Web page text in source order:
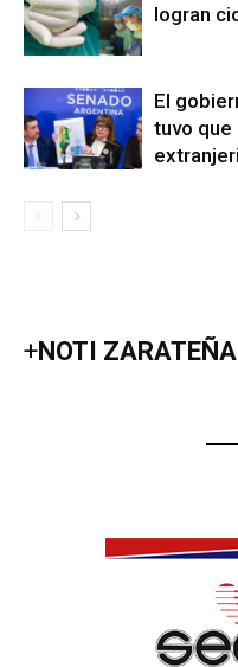
logran
El
tuvo que
+NOTI